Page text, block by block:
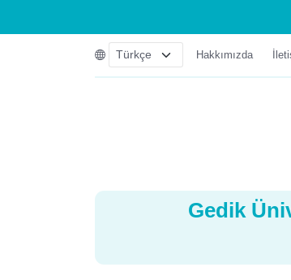
Hakkımızda
Gedik